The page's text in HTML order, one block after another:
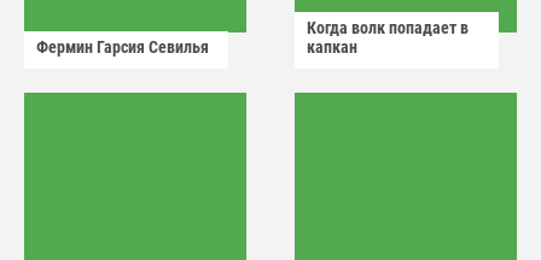
Фермин Гарсия Севилья
Когда волк попадает в
капкан